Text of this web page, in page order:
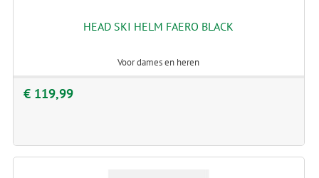
HEAD SKI HELM FAERO BLACK
Voor dames en heren
€ 119,99